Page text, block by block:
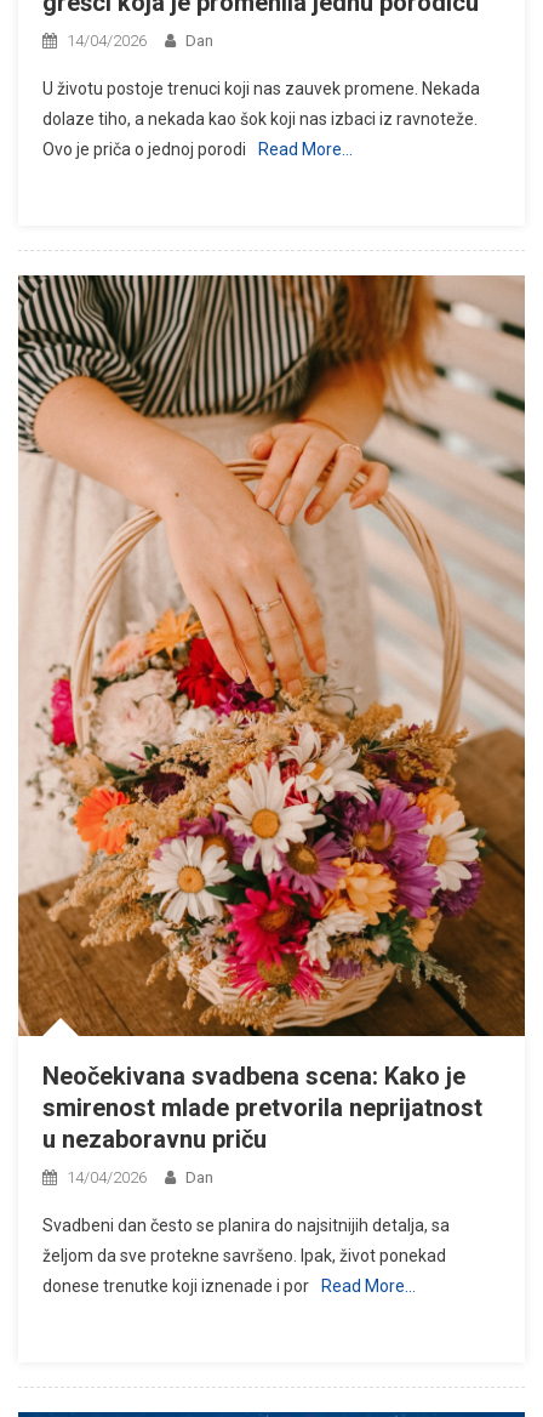
14/04/2026 Dan
U životu postoje trenuci koji nas zauvek promene. Nekada
dolaze tiho, a nekada kao šok koji nas izbaci iz ravnoteže.
Ovo je priča o jednoj porodi
Read More…
Neočekivana svadbena scena: Kako je
smirenost mlade pretvorila neprijatnost
u nezaboravnu priču
14/04/2026 Dan
Svadbeni dan često se planira do najsitnijih detalja, sa
željom da sve protekne savršeno. Ipak, život ponekad
donese trenutke koji iznenade i por
Read More…